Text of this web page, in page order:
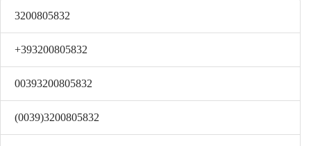
3200805832
+393200805832
00393200805832
(0039)3200805832